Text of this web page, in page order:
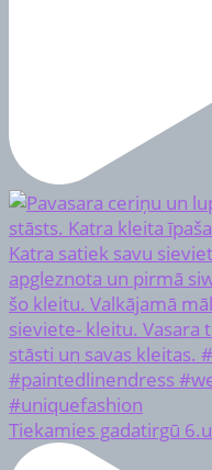
Tiekamies gadatirgū